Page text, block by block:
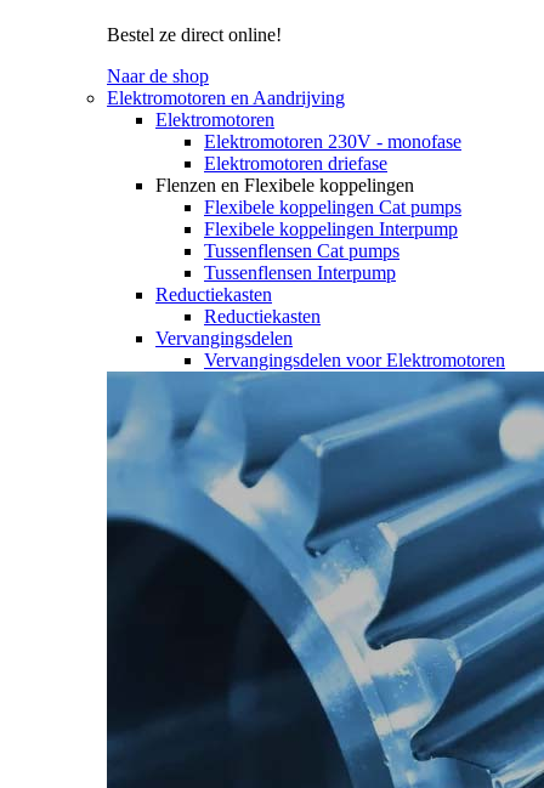
Bestel ze direct online!
Naar de shop
Elektromotoren en Aandrijving
Elektromotoren
Elektromotoren 230V - monofase
Elektromotoren driefase
Flenzen en Flexibele koppelingen
Flexibele koppelingen Cat pumps
Flexibele koppelingen Interpump
Tussenflensen Cat pumps
Tussenflensen Interpump
Reductiekasten
Reductiekasten
Vervangingsdelen
Vervangingsdelen voor Elektromotoren